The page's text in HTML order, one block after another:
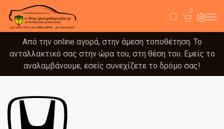
0
Από την online αγορά, στην άμεση τοποθέτηση. Το
ανταλλακτικό σας στην ώρα του, στη θέση του. Εμείς το
αναλαμβάνουμε, εσείς συνεχίζετε το δρόμο σας!